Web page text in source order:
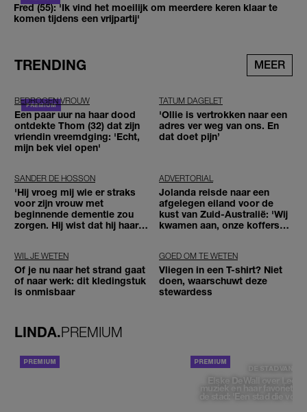
Fred (55): 'Ik vind het moeilijk om meerdere keren klaar te
komen tijdens een vrijpartij'
TRENDING MEER
BEDROGEN VROUW
Een paar uur na haar dood
ontdekte Thom (32) dat zijn
vriendin vreemdging: 'Echt,
mijn bek viel open'
TATUM DAGELET
'Ollie is vertrokken naar een
adres ver weg van ons. En
dat doet pijn’
SANDER DE HOSSON
'Hij vroeg mij wie er straks
voor zijn vrouw met
beginnende dementie zou
zorgen. Hij wist dat hij haar
ADVERTORIAL
Jolanda reisde naar een
afgelegen eiland voor de
kust van Zuid-Australië: 'Wij
kwamen aan, onze koffers
WIL JE WETEN
Of je nu naar het strand gaat
of naar werk: dit kledingstuk
is onmisbaar
GOED OM TE WETEN
Vliegen in een T-shirt? Niet
doen, waarschuwt deze
stewardess
LINDA.PREMIUM
DE STAD VAN
Elske DeWall over
muziek en haar favoriete
de stad: 'Een stad die